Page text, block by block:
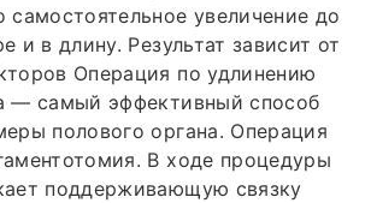
самостоятельное увеличение до
и в длину. Результат зависит от
Операция по удлинению
— самый эффективный способ
полового органа. Операция
В ходе процедуры
поддерживающую связку